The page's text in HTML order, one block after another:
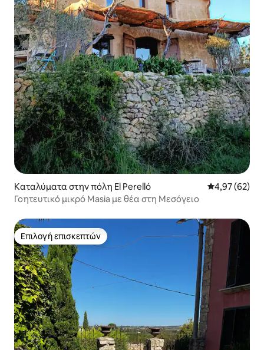
Καταλύματα στην πόλη El Perelló Μέση
4,97 (62)
Γοητευτικό μικρό Masia με θέα στη Μεσόγειο
Επιλογή επισκεπτών
Επιλογή επισκεπτών